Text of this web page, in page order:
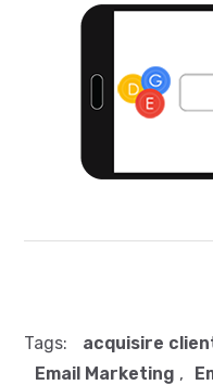
Tags: acquisire
Email Marketing ,